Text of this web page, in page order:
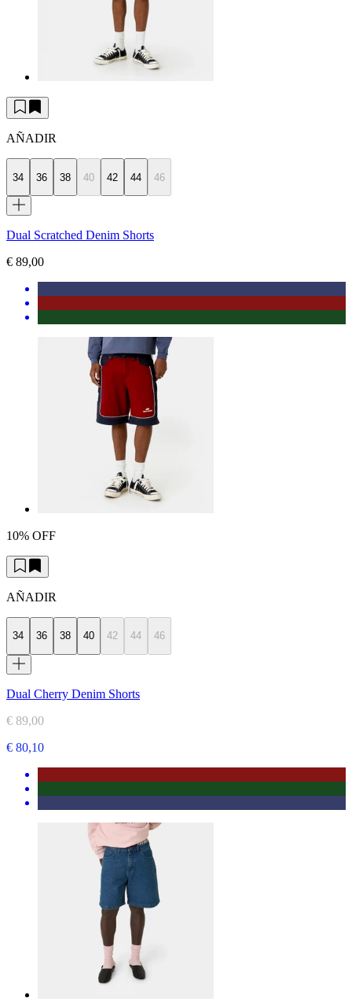
AÑADIR
34 36 38 40 42 44 46
Dual Scratched Denim Shorts
€ 89,00
10% OFF
AÑADIR
34 36 38 40 42 44 46
Dual Cherry Denim Shorts
€ 89,00
€ 80,10